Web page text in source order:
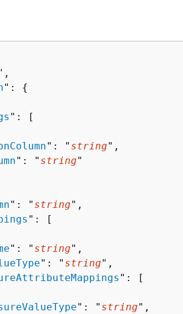
": {
": [
": " string",
": " string"
": " string",
": [
": " string",
": " string",
": [
": " string",